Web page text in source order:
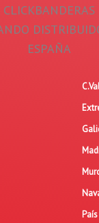
CLICKBANDERAS
ESPAÑA